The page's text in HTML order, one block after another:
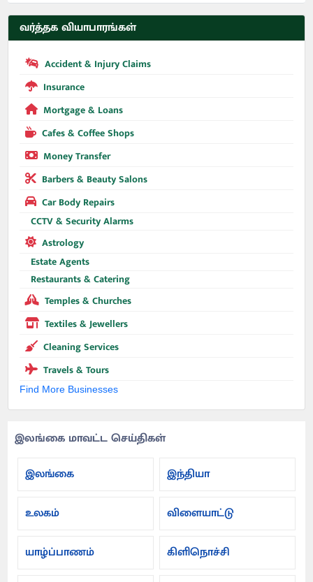
வர்த்தக வியாபாரங்கள்
Accident & Injury Claims
Insurance
Mortgage & Loans
Cafes & Coffee Shops
Money Transfer
Barbers & Beauty Salons
Car Body Repairs
CCTV & Security Alarms
Astrology
Estate Agents
Restaurants & Catering
Temples & Churches
Textiles & Jewellers
Cleaning Services
Travels & Tours
Find More Businesses
இலங்கை மாவட்ட செய்திகள்
இலங்கை
இந்தியா
உலகம் விளையாட்டு
யாழ்ப்பாணம் கிளிநொச்சி